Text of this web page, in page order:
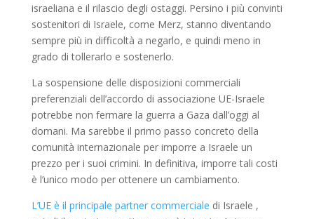
israeliana e il rilascio degli ostaggi. Persino i più convinti
sostenitori di Israele, come Merz, stanno diventando
sempre più in difficoltà a negarlo, e quindi meno in
grado di tollerarlo e sostenerlo.
La sospensione delle disposizioni commerciali
preferenziali dell’accordo di associazione UE-Israele
potrebbe non fermare la guerra a Gaza dall’oggi al
domani. Ma sarebbe il primo passo concreto della
comunità internazionale per imporre a Israele un
prezzo per i suoi crimini. In definitiva, imporre tali costi
è l’unico modo per ottenere un cambiamento.
L’UE è il principale partner commerciale di Israele ,